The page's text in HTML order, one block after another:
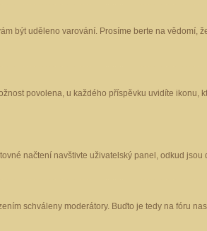
být uděleno varování. Prosíme berte na
povolena, u každého příspěvku uvidíte
načtení navštivte uživatelský panel, odkud
schváleny moderátory. Buďto je tedy na fóru